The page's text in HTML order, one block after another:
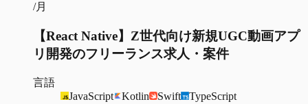
/月
【React Native】Z世代向け新規UGC動画アプ
リ開発のフリーランス求人・案件
言語
JavaScript
Kotlin Swift TypeScript